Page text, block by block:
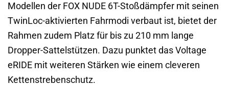
Modellen der FOX NUDE 6T-Stoßdämpfer mit seinen
TwinLoc-aktivierten Fahrmodi verbaut ist, bietet der
Rahmen zudem Platz für bis zu 210 mm lange
Dropper-Sattelstützen. Dazu punktet das Voltage
eRIDE mit weiteren Stärken wie einem cleveren
Kettenstrebenschutz.